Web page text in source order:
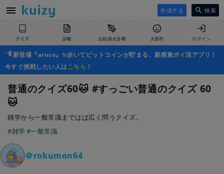
作成する 検索
クイズ 診断 お絵描き診断 大喜利 ログイン
新登場『aruco』✨歩いてビットコインが貯まる、新感覚ポイ活アプリ！
今すぐ挑戦したい人はこちら ！
普通のクイズ60🐱 #すっごい普通のクイズ 60
🐱
雑学から一般常識まではば広く問うクイズ。
#雑学#一般常識
＠rokumon64